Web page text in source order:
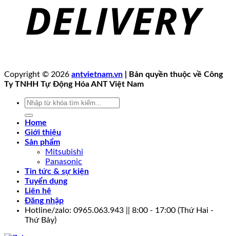
Copyright © 2026 antvietnam.vn | Bản quyền thuộc về Công
Ty TNHH Tự Động Hóa ANT Việt Nam
Tìm
Home
Giới thiệu
Sản phẩm
Mitsubishi
Panasonic
Tin tức & sự kiện
Tuyển dụng
Liên hệ
Đăng nhập
Hotline/zalo: 0965.063.943 || 8:00 - 17:00 (Thứ Hai -
Thứ Bảy)